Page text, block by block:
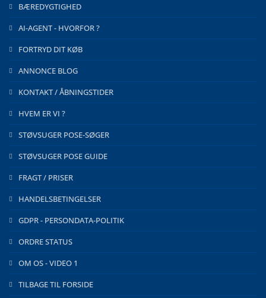
BÆREDYGTIGHED
AI-AGENT - HVORFOR ?
FORTRYD DIT KØB
ANNONCE BLOG
KONTAKT / ÅBNINGSTIDER
HVEM ER VI ?
STØVSUGER POSE-SØGER
STØVSUGER POSE GUIDE
FRAGT / PRISER
HANDELSBETINGELSER
GDPR - PERSONDATA-POLITIK
ORDRE STATUS
OM OS - VIDEO 1
TILBAGE TIL FORSIDE